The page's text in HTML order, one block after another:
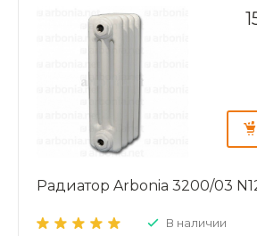
Радиатор Arbonia 3200/03
В наличии